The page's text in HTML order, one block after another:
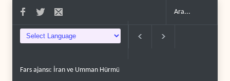
Fars ajansı: İran ve Umman Hürmüz Boğazı için geçiş..